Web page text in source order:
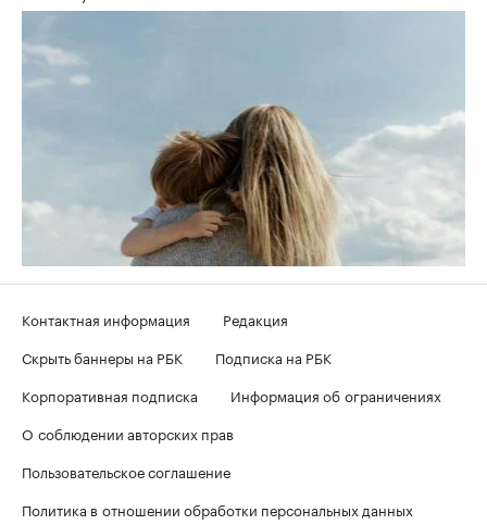
Контактная информация
Редакция
Скрыть баннеры на РБК
Подписка на РБК
Корпоративная подписка
Информация об ограничениях
О соблюдении авторских прав
Пользовательское соглашение
Политика в отношении обработки персональных данных